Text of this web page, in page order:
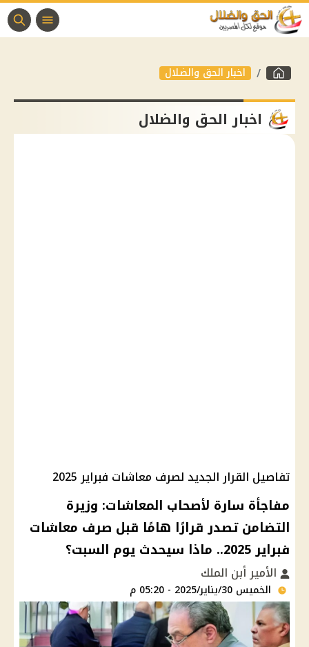
اخبار الحق والضلال
اخبار الحق والضلال
تفاصيل القرار الجديد لصرف معاشات فبراير 2025
مفاجأة سارة لأصحاب المعاشات: وزيرة
التضامن تصدر قرارًا هامًا قبل صرف معاشات
فبراير 2025.. ماذا سيحدث يوم السبت؟
الأمير أبن الملك
الخميس 30/يناير/2025 - 05:20 م